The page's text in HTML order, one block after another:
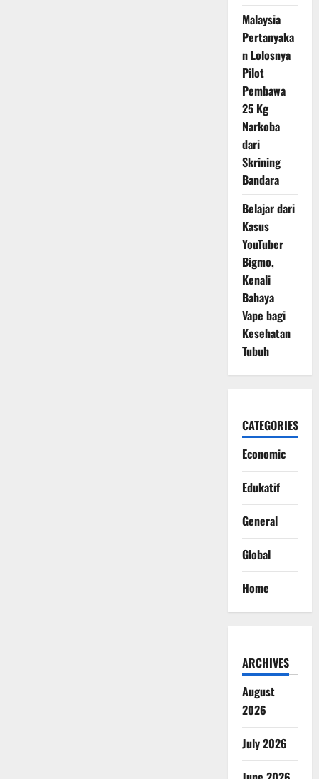
Malaysia
Pertanyaka
n Lolosnya
Pilot
Pembawa
25 Kg
Narkoba
dari
Skrining
Bandara
Belajar dari
Kasus
YouTuber
Bigmo,
Kenali
Bahaya
Vape bagi
Kesehatan
Tubuh
CATEGORIES
Economic
Edukatif
General
Global
Home
ARCHIVES
August
2026
July 2026